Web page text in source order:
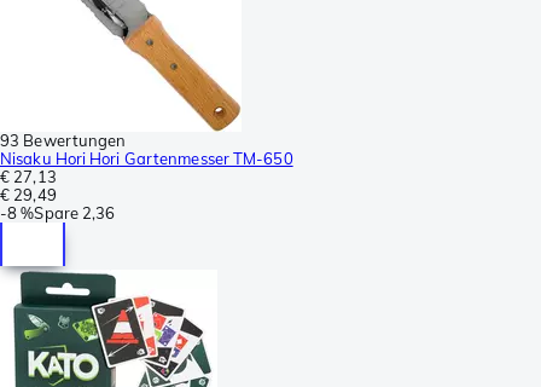
93 Bewertungen
Nisaku Hori Hori Gartenmesser TM-650
€ 27,13
€ 29,49
-8 %Spare 2,36